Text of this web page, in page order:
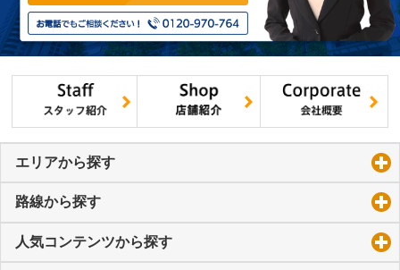
エリアから探す
路線から探す
人気コンテンツから探す